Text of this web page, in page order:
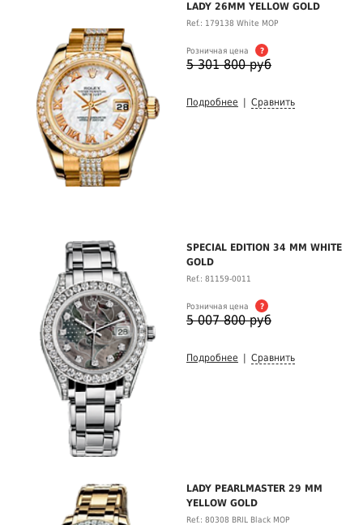
LADY 26MM YELLOW GOLD
Ref.: 179138 White MOP
Розничная цена ?
5 301 800 руб
Подробнее Сравнить
SPECIAL EDITION 34 MM WHITE
GOLD
Ref.: 81159-0011
Розничная цена ?
5 007 800 руб
Подробнее Сравнить
LADY PEARLMASTER 29 MM
YELLOW GOLD
Ref.: 80308 BRIL Black MOP